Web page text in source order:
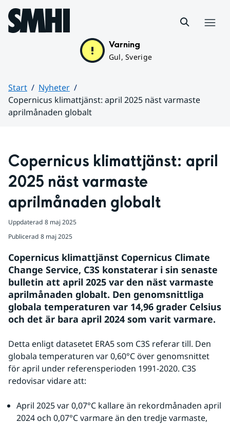
Hoppa till sidans innehåll
Varning
Gul, Sverige
Start
Nyheter
Copernicus klimattjänst: april 2025 näst varmaste
aprilmånaden globalt
Copernicus klimattjänst: april
2025 näst varmaste
aprilmånaden globalt
Uppdaterad 8 maj 2025
Publicerad 8 maj 2025
Copernicus klimattjänst Copernicus Climate
Change Service, C3S konstaterar i sin senaste
bulletin att april 2025 var den näst varmaste
aprilmånaden globalt. Den genomsnittliga
globala temperaturen var 14,96 grader Celsius
och det är bara april 2024 som varit varmare.
Detta enligt datasetet ERA5 som C3S referar till. Den
globala temperaturen var 0,60°C över genomsnittet
för april under referensperioden 1991-2020. C3S
redovisar vidare att:
April 2025 var 0,07°C kallare än rekordmånaden april
2024 och 0,07°C varmare än den tredje varmaste,